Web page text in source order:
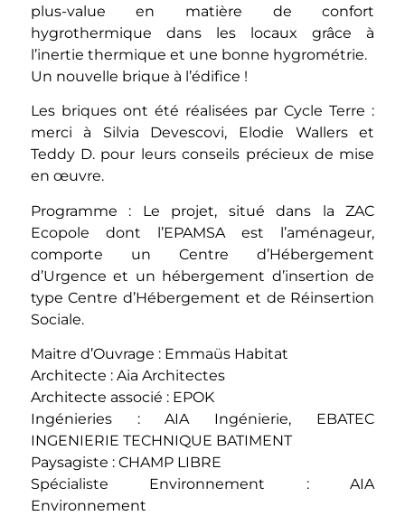
plus-value en matière de confort
hygrothermique dans les locaux grâce à
l’inertie thermique et une bonne hygrométrie.
Un nouvelle brique à l’édifice !
Les briques ont été réalisées par Cycle Terre :
merci à Silvia Devescovi, Elodie Wallers et
Teddy D. pour leurs conseils précieux de mise
en œuvre.
Programme : Le projet, situé dans la ZAC
Ecopole dont l’EPAMSA est l’aménageur,
comporte un Centre d’Hébergement
d’Urgence et un hébergement d’insertion de
type Centre d’Hébergement et de Réinsertion
Sociale.
Maitre d’Ouvrage : Emmaüs Habitat
Architecte : Aia Architectes
Architecte associé : EPOK
Ingénieries : AIA Ingénierie, EBATEC
INGENIERIE TECHNIQUE BATIMENT
Paysagiste : CHAMP LIBRE
Spécialiste Environnement : AIA
Environnement